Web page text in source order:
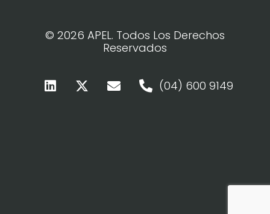
© 2026 APEL. Todos Los Derechos
Reservados
(04) 600 9149